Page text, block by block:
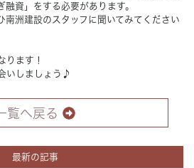
資」をする必要があります。
南洲建設のスタッフに聞いてみてください
ります！
いしましょう♪
覧へ戻る
最新の記事